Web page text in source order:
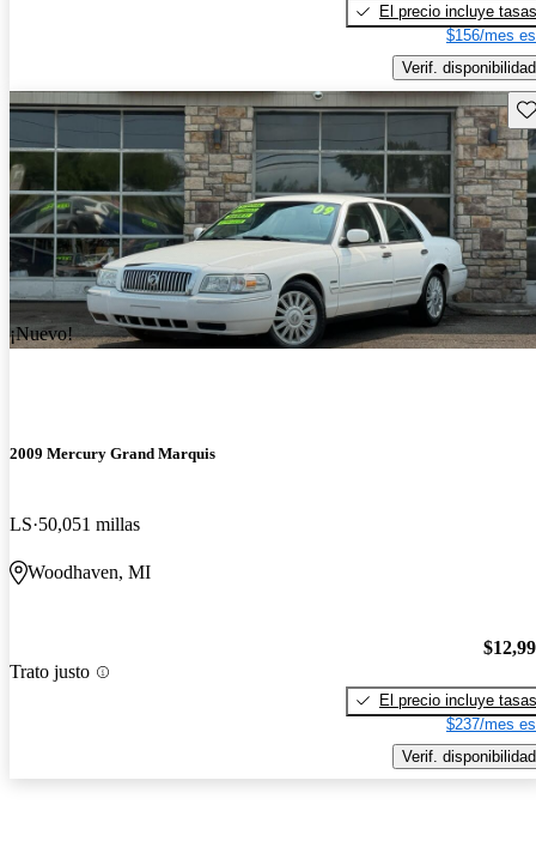
El precio incluye tasas
$156/mes
Verif. disponibilidad
¡Nuevo!
2009 Mercury Grand Marquis
LS 50,051 millas
Woodhaven, MI
Trato justo
El precio incluye tasas
$237/mes
Verif. disponibilidad